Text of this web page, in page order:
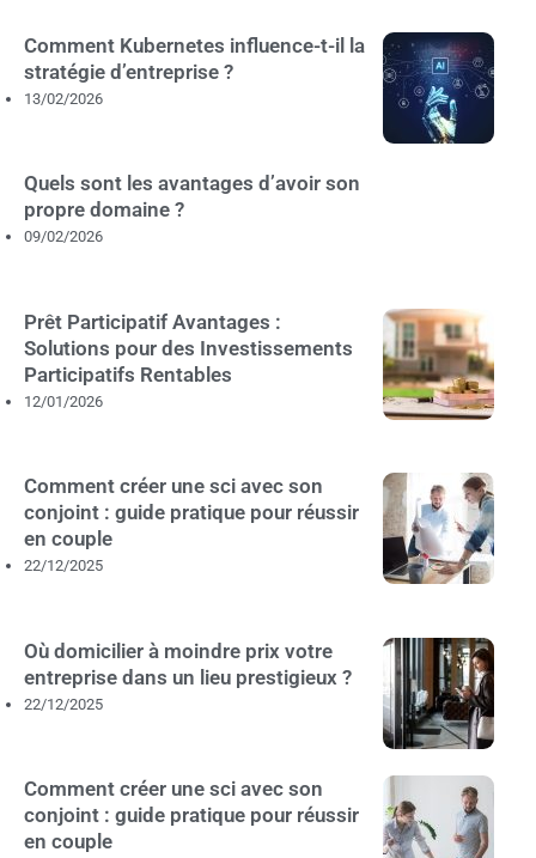
Comment Kubernetes influence-t-il la
stratégie d’entreprise ?
13/02/2026
Quels sont les avantages d’avoir son
propre domaine ?
09/02/2026
Prêt Participatif Avantages :
Solutions pour des Investissements
Participatifs Rentables
12/01/2026
Comment créer une sci avec son
conjoint : guide pratique pour réussir
en couple
22/12/2025
Où domicilier à moindre prix votre
entreprise dans un lieu prestigieux ?
22/12/2025
Comment créer une sci avec son
conjoint : guide pratique pour réussir
en couple